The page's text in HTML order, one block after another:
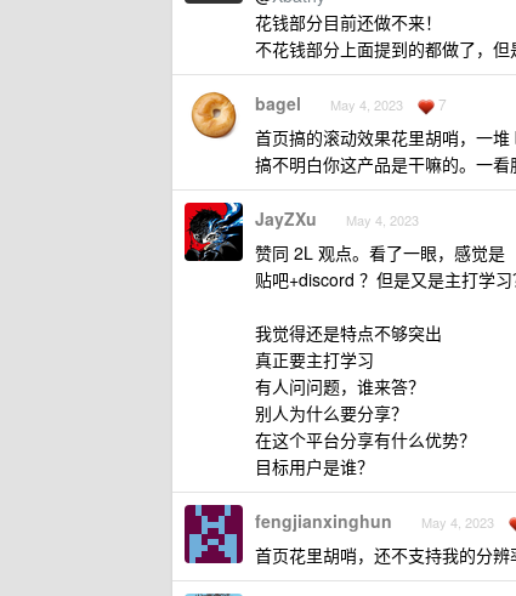
花钱部分目前还做不来！
不花钱部分上面提到的都做了，
bagel May 4, 2023 7
首页搞的滚动效果花里胡哨，一
搞不明白你这产品是干嘛的。一
JayZXu May 4, 2023
赞同 2L 观点。看了一眼，感觉是
贴吧+discord ？但是又是主打学习
我觉得还是特点不够突出
真正要主打学习
有人问问题，谁来答？
别人为什么要分享？
在这个平台分享有什么优势？
目标用户是谁？
fengjianxinghun May 4, 2023
首页花里胡哨，还不支持我的分辨